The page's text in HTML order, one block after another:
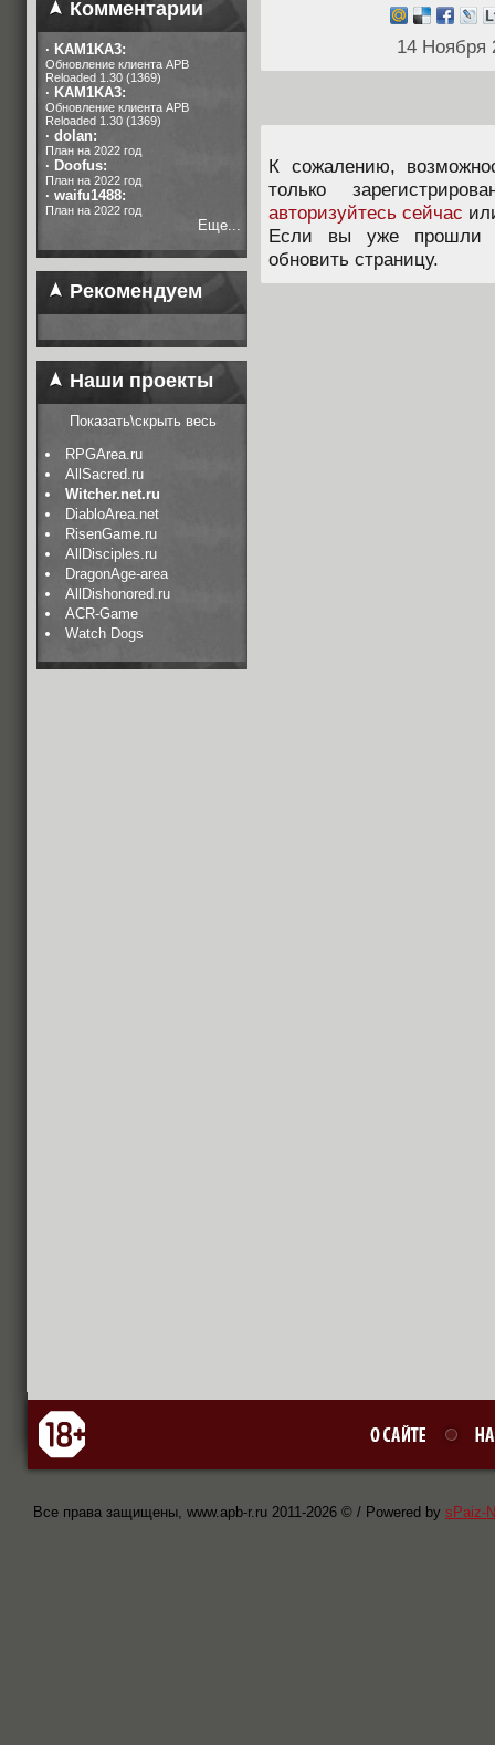
Комментарии
· KAM1KA3:
Обновление клиента APB
Reloaded 1.30 (1369)
· KAM1KA3:
Обновление клиента APB
Reloaded 1.30 (1369)
· dolan:
План на 2022 год
· Doofus:
План на 2022 год
· waifu1488:
План на 2022 год
Еще...
Рекомендуем
Наши проекты
Показать\скрыть весь
RPGArea.ru
AllSacred.ru
Witcher.net.ru
DiabloArea.net
RisenGame.ru
AllDisciples.ru
DragonAge-area
AllDishonored.ru
ACR-Game
Watch Dogs
14 Ноября
К сожалению,
только
авторизуйтесь сейчас
Если вы уже прошли
обновить страницу.
Все права защищены, www.apb-r.ru 2011-2026 © / Powered by sPaiz-